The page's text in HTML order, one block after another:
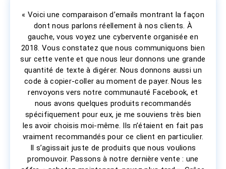
« Voici une comparaison d’emails montrant la façon
dont nous parlons réellement à nos clients. À
gauche, vous voyez une cybervente organisée en
2018. Vous constatez que nous communiquons bien
sur cette vente et que nous leur donnons une grande
quantité de texte à digérer. Nous donnons aussi un
code à copier-coller au moment de payer. Nous les
renvoyons vers notre communauté Facebook, et
nous avons quelques produits recommandés
spécifiquement pour eux, je me souviens très bien
les avoir choisis moi-même. Ils n’étaient en fait pas
vraiment recommandés pour ce client en particulier.
Il s’agissait juste de produits que nous voulions
promouvoir. Passons à notre dernière vente : une